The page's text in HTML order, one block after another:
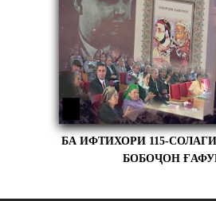
БА ИФТИХОРИ 115-
БОБОҶОН